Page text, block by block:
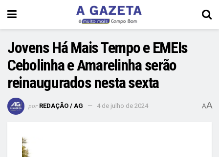
Jovens Há Mais Tempo e EMEIs
Cebolinha e Amarelinha serão
reinaugurados nesta sexta
por REDAÇÃO / AG 4 de julho de 2024 AA